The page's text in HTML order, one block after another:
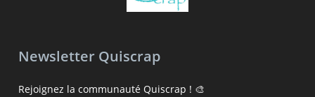
Newsletter Quiscrap
Rejoignez la communauté Quiscrap ! 🎨